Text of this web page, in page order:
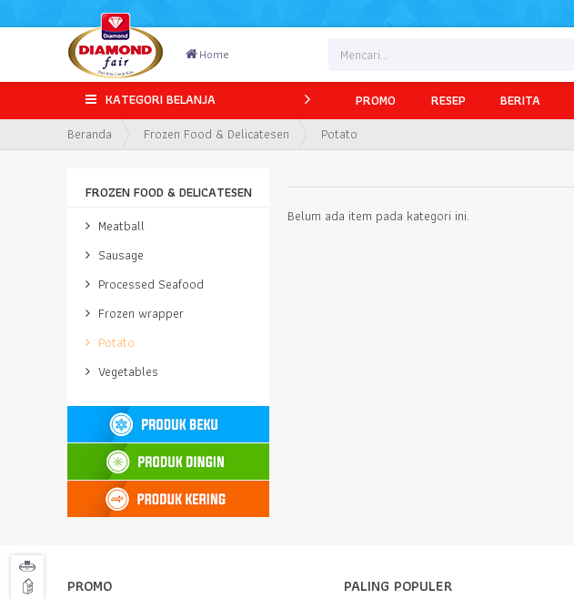
Home
KATEGORI BELANJA PROMO RESEP BERITA
Beranda Frozen Food & Delicatesen Potato
FROZEN FOOD & DELICATESEN
Meatball
Sausage
Processed Seafood
Frozen wrapper
Potato
Vegetables
Belum ada item pada kategori ini.
PROMO PALING POPULER